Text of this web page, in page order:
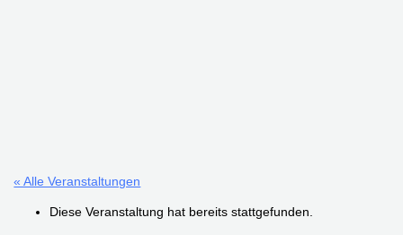
« Alle Veranstaltungen
Diese Veranstaltung hat bereits stattgefunden.